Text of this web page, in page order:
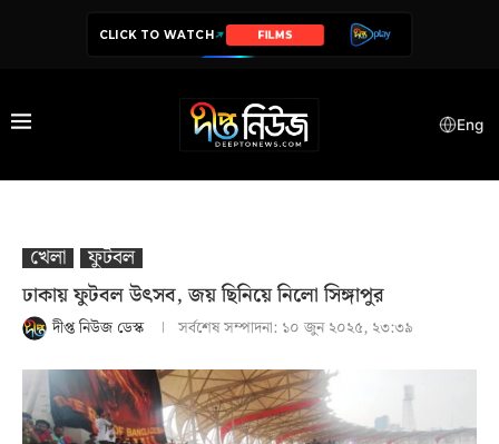
CLICK TO WATCH SERIES
Eng
খেলা
ফুটবল
ঢাকায় ফুটবল উৎসব, জয় ছিনিয়ে নিলো সিঙ্গাপুর
দীপ্ত নিউজ ডেস্ক সর্বশেষ সম্পাদনা: ১০ জুন ২০২৫, ২৩:৩৯